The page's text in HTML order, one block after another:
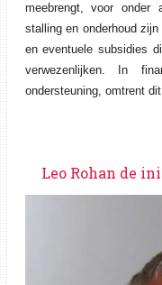
meebrengt, voor onder
stalling en onderhoud
en eventuele subsidies
verwezenlijken. In
ondersteuning, omtrent
Leo Rohan de